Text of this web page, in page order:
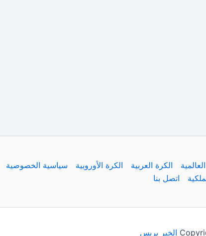
الكرة العربية الكرة الأوروبية سياسية الخصوصية
اتصل بنا
الخبر بريس